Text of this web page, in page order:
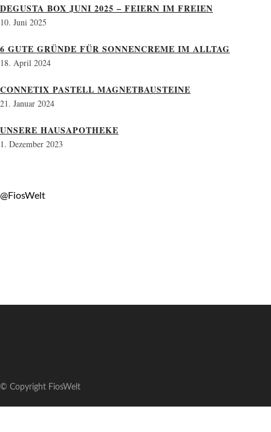
DEGUSTA BOX JUNI 2025 – FEIERN IM FREIEN
10. Juni 2025
6 GUTE GRÜNDE FÜR SONNENCREME IM ALLTAG
18. April 2024
CONNETIX PASTELL MAGNETBAUSTEINE
21. Januar 2024
UNSERE HAUSAPOTHEKE
1. Dezember 2023
@FiosWelt
© Copyright FiosWelt